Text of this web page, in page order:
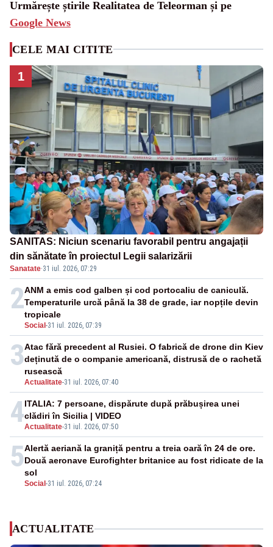
Urmărește știrile Realitatea de Teleorman și pe
Google News
CELE MAI CITITE
1
SANITAS: Niciun scenariu favorabil pentru angajații
din sănătate în proiectul Legii salarizării
Sanatate·31 iul. 2026, 07:29
2
Social -31 iul. 2026, 07:39
ANM a emis cod galben și cod portocaliu de caniculă.
Temperaturile urcă până la 38 de grade, iar nopțile devin
tropicale
3
Actualitate-31 iul. 2026, 07:40
Atac fără precedent al Rusiei. O fabrică de drone din Kiev
deținută de o companie americană, distrusă de o rachetă
rusească
4Actualitate-31 iul. 2026, 07:50
ITALIA: 7 persoane, dispărute după prăbușirea unei
clădiri în Sicilia | VIDEO
5
Social -31 iul. 2026, 07:24
Alertă aeriană la graniță pentru a treia oară în 24 de ore.
Două aeronave Eurofighter britanice au fost ridicate de la
sol
ACTUALITATE